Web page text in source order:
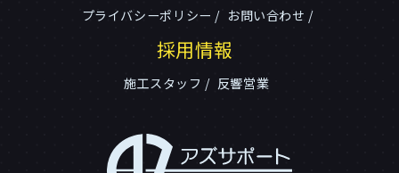
プライバシーポリシー お問い合わせ
採用情報
施工スタッフ 反響営業